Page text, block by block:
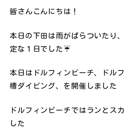
皆さんこんにちは！
本日の下田は雨がぱらついたり
定な１日でした☔
本日はドルフィンビーチ、ドル
槽ダイビング、を開催しました
ドルフィンビーチではランとス
した